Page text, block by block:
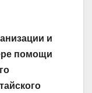
и
помощи